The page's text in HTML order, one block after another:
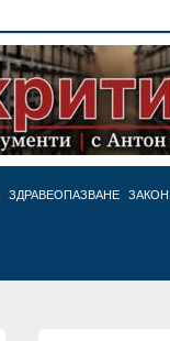
ЗДРАВЕОПАЗВАНЕ